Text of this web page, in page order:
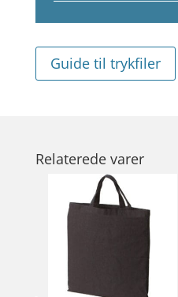
Guide til trykfiler
Relaterede varer